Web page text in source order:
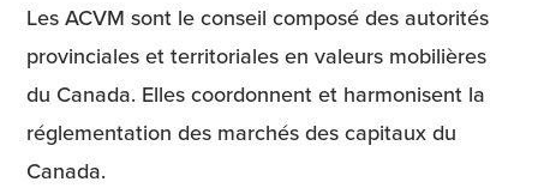
Les ACVM sont le conseil composé des autorités
provinciales et territoriales en valeurs mobilières
du Canada. Elles coordonnent et harmonisent la
réglementation des marchés des capitaux du
Canada.